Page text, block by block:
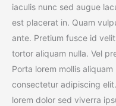
iaculis nunc sed augue
est placerat in. Quam
ante. Pretium fusce id
tortor aliquam nulla. Vel
Porta lorem mollis
consectetur adipiscing
lorem dolor sed viverra